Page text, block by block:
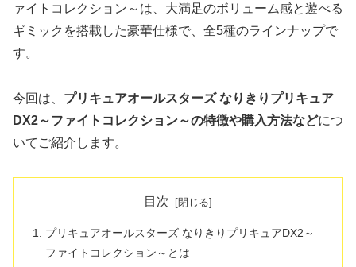
ァイトコレクション～は、大満足のボリューム感と遊べる
ギミックを搭載した豪華仕様で、全5種のラインナップで
す。
今回は、 プリキュアオールスターズ なりきりプリキュア
DX2～ファイトコレクション～の特徴や購入方法などにつ
いてご紹介します。
目次
プリキュアオールスターズ なりきりプリキュアDX2～
ファイトコレクション～とは